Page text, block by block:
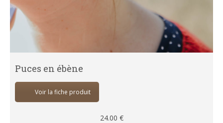
Puces en ébène
Voir la fiche produit
24.00 €